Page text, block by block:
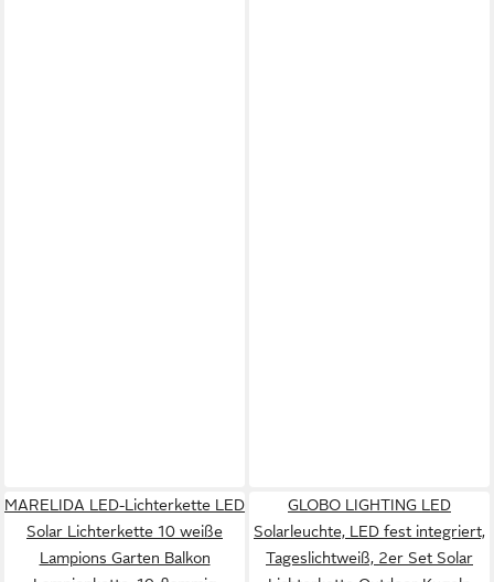
MARELIDA LED-Lichterkette LED
Solar Lichterkette 10 weiße
Lampions Garten Balkon
GLOBO LIGHTING LED
Solarleuchte, LED fest integriert,
Tageslichtweiß, 2er Set Solar